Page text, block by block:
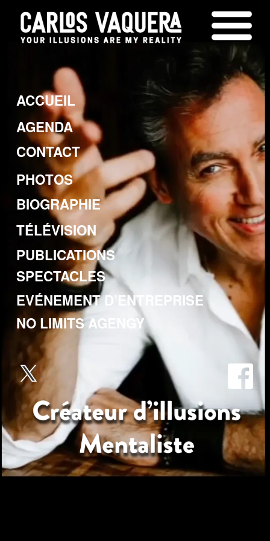
ACCUEIL
AGENDA
CONTACT
PHOTOS
BIOGRAPHIE
TÉLÉVISION
PUBLICATIONS
SPECTACLES
EVÉNEMENT D’ENTREPRISE
NO LIMITS AGENGY